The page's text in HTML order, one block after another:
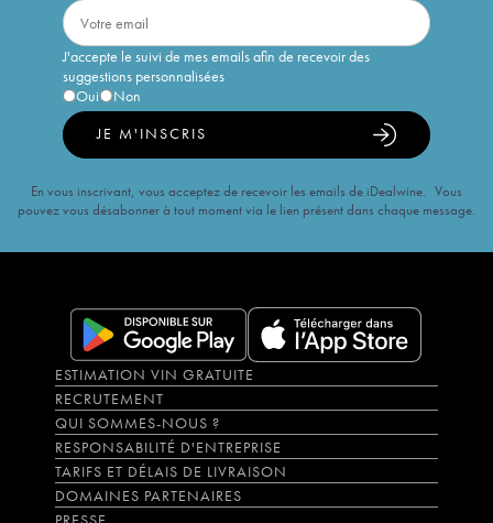
J'accepte le suivi de mes emails afin de recevoir des
suggestions personnalisées
Oui
Non
JE M'INSCRIS
En vous inscrivant, vous acceptez de recevoir les emails de iDealwine. Vous
pouvez vous désabonner à tout moment via le lien présent dans chaque message.
ESTIMATION VIN GRATUITE
RECRUTEMENT
QUI SOMMES-NOUS ?
RESPONSABILITÉ D'ENTREPRISE
TARIFS ET DÉLAIS DE LIVRAISON
DOMAINES PARTENAIRES